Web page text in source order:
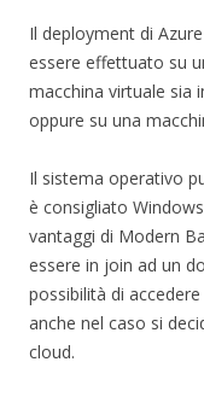
Il deployment di
essere effettuato su
macchina virtuale sia
oppure su una
Il sistema operativo
è consigliato
vantaggi di Modern
essere in join ad un
possibilità di
anche nel caso si
cloud.